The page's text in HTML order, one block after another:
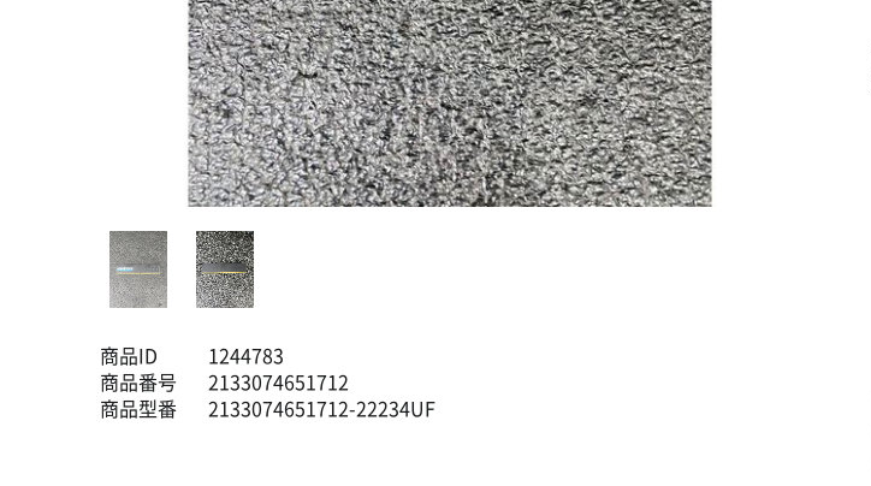
商品ID
1244783
商品番号
2133074651712
商品型番
2133074651712-22234UF